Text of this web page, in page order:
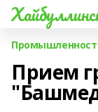
Прием